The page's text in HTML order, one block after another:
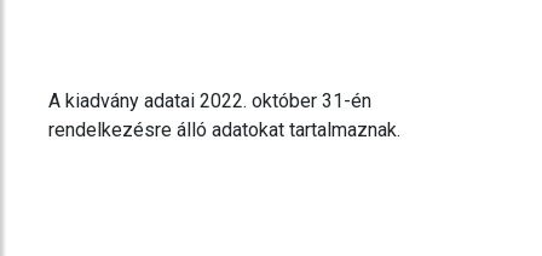
A kiadvány adatai 2022. október 31-én
rendelkezésre álló adatokat tartalmaznak.